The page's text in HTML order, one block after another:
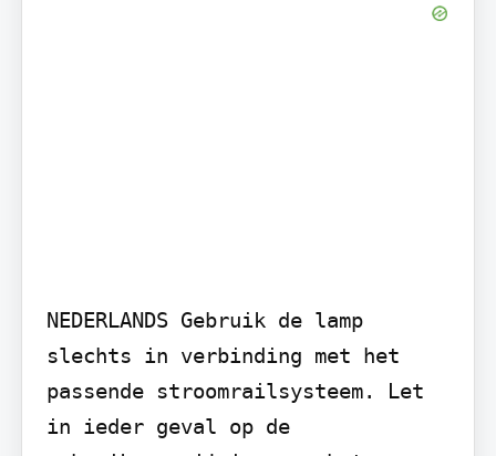
NEDERLANDS Gebruik de lamp
slechts in verbinding met het
passende stroomrailsysteem. Let
in ieder geval op de